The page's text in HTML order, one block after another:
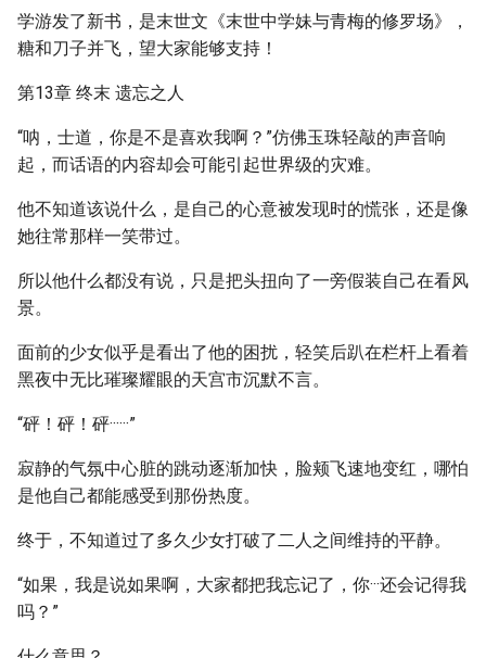
学游发了新书，是末世文《末世中学妹与青梅的修罗场》，
糖和刀子并飞，望大家能够支持！
第13章 终末 遗忘之人
“呐，士道，你是不是喜欢我啊？”仿佛玉珠轻敲的声音响
起，而话语的内容却会可能引起世界级的灾难。
他不知道该说什么，是自己的心意被发现时的慌张，还是像
她往常那样一笑带过。
所以他什么都没有说，只是把头扭向了一旁假装自己在看风
景。
面前的少女似乎是看出了他的困扰，轻笑后趴在栏杆上看着
黑夜中无比璀璨耀眼的天宫市沉默不言。
“砰！砰！砰······”
寂静的气氛中心脏的跳动逐渐加快，脸颊飞速地变红，哪怕
是他自己都能感受到那份热度。
终于，不知道过了多久少女打破了二人之间维持的平静。
“如果，我是说如果啊，大家都把我忘记了，你···还会记得我
吗？”